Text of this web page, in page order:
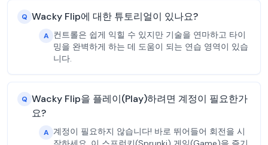
Q Wacky Flip에 대한 튜토리얼이 있나요?
A 컨트롤은 쉽게 익힐 수 있지만 기술을 연마하고 타이
밍을 완벽하게 하는 데 도움이 되는 연습 영역이 있습
니다.
Q Wacky Flip을 플레이(Play)하려면 계정이 필요한가
요?
A 계정이 필요하지 않습니다! 바로 뛰어들어 회전을 시